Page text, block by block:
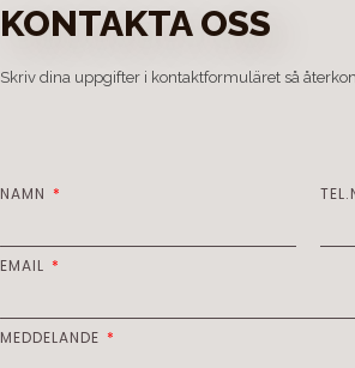
KONTAKTA OSS
Skriv dina uppgifter i kontaktformuläret så
NAMN
EMAIL
MEDDELANDE